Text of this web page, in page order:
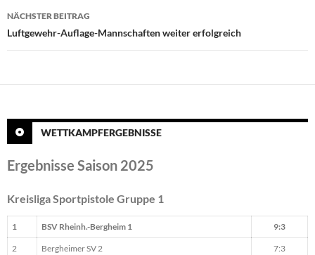
NÄCHSTER BEITRAG
Luftgewehr-Auflage-Mannschaften weiter erfolgreich
WETTKAMPFERGEBNISSE
Ergebnisse Saison 2025
Kreisliga Sportpistole Gruppe 1
1 BSV Rheinh.-Bergheim 1 9:3
2 Bergheimer SV 2 7:3